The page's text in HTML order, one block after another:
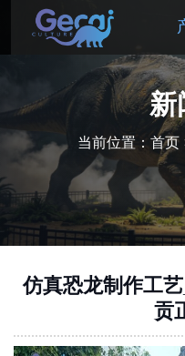
新
当前位置： 首页
仿真恐龙制作工
贡